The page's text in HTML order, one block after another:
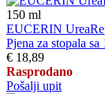
150 ml
EUCERIN
Pjena za stopala sa
€ 18,89
Rasprodano
Pošalji upit